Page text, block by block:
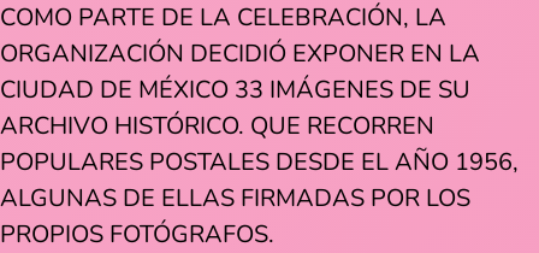
COMO PARTE DE LA CELEBRACIÓN, LA
ORGANIZACIÓN DECIDIÓ EXPONER EN LA
CIUDAD DE MÉXICO 33 IMÁGENES DE SU
ARCHIVO HISTÓRICO. QUE RECORREN
POPULARES POSTALES DESDE EL AÑO 1956,
ALGUNAS DE ELLAS FIRMADAS POR LOS
PROPIOS FOTÓGRAFOS.